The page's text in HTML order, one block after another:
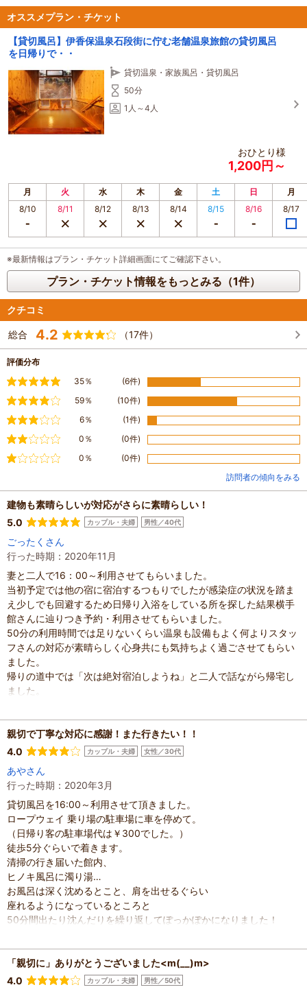
オススメプラン・チケット
【貸切風呂】伊香保温泉石段街に佇む老舗温泉旅館の貸切風呂
を日帰りで・・
貸切温泉・家族風呂・貸切風呂
50分
1人～4人
おひとり様
1,200円～
月 火 水 木 金 土 日
月
8/10
8/11 8/12 8/13 8/14 8/15 8/16 8/17
※最新情報はプラン・チケット詳細画面にてご確認下さい。
プラン・チケット情報をもっとみる（1件）
クチコミ
総合 4.2 （17件）
評価分布
満足35％ (6件)
やや満足
59％ (10件)
6％ (1件)
やや不満
0％ (0件)
不満0％
(0件)
訪問者の傾向をみる
建物も素晴らしいが対応がさらに素晴らしい！
5.0
カップル・夫婦 男性／40代
ごったくさん
行った時期：2020年11月
妻と二人で16：00～利用させてもらいました。
当初予定では他の宿に宿泊するつもりでしたが感染症の状況を踏ま
え少しでも回避するため日帰り入浴をしている所を探した結果横手
館さんに辿りつき予約・利用させてもらいました。
50分の利用時間では足りないくらい温泉も設備もよく何よりスタッ
フさんの対応が素晴らしく心身共にも気持ちよく過ごさせてもらい
ました。
帰りの道中では「次は絶対宿泊しようね」と二人で話ながら帰宅し
ました。
混雑具合：空いていた
滞在時間：1時間未満
人数 ：未設定
親切で丁寧な対応に感謝！また行きたい！！
4.0
カップル・夫婦 女性／30代
あやさん
行った時期：2020年3月
貸切風呂を16:00～利用させて頂きました。
ロープウェイ 乗り場の駐車場に車を停めて。
（日帰り客の駐車場代は￥300でした。）
徒歩5分ぐらいで着きます。
清掃の行き届いた館内、
ヒノキ風呂に濁り湯…
お風呂は深く沈めるとこと、肩を出せるぐらい
座れるようになっているところと
50分間出たり沈んだりを繰り返してぽっかぽかになりました！
もらいました。
翌日の肌の状態もしっとりしてました。
ありがとうございました。
「親切に」ありがとうございました<m(__)m>
4.0
カップル・夫婦 男性／50代